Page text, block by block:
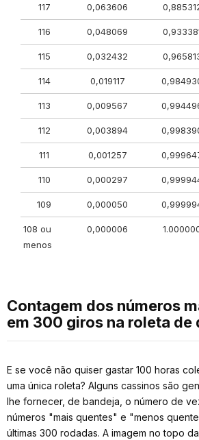
117 0,063606
116 0,048069
115 0,032432
114 0,019117
113 0,009567
112 0,003894
111 0,001257
110 0,000297
109 0,000050
108 ou
menos
0,000006
Contagem dos números
em 300 giros na roleta de
E se você não quiser gastar 100 horas
uma única roleta? Alguns cassinos são
lhe fornecer, de bandeja, o número de
números "mais quentes" e "menos
últimas 300 rodadas. A imagem no topo